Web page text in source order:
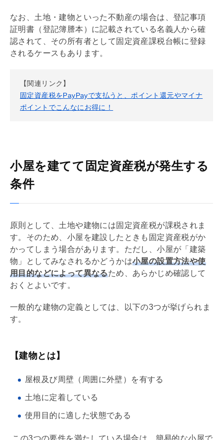
なお、土地・建物といった不動産の場合は、登記事項
証明書（登記簿謄本）に記載されている名義人から確
認されて、その所有者として 固定資産課税台帳に登録
されるケースもあります。
【関連リンク】
固定資産税をPayPayで支払うと、ポイント還元やマイナ
ポイントでこんなにお得に！
小屋を建てて固定資産税が発生する
条件
原則として、土地や建物には固定資産税が課税されま
す。そのため、小屋を建設したときも 固定資産税がか
かってしまう場合があります。ただし、小屋が「建築
物」としてみなされるかどうかは小屋の設置方法や使
用目的などによって異なるため、あらかじめ確認して
おくとよいです。
一般的な建物の定義としては、以下の3つが挙げられま
す。
【建物とは】
屋根及び周壁（周囲に外壁）を有する
土地に定着している
使用目的に適した状態である
この3つの要件を満たしている場合は、簡易的な小屋で